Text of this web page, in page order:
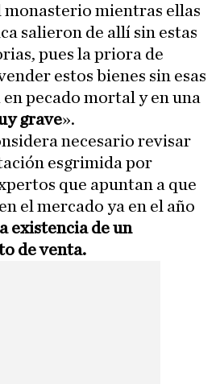
monasterio mientras ellas
salieron de allí sin estas
pues la priora de
estos bienes sin esas
pecado mortal y en una
grave».
necesario revisar
esgrimida por
que apuntan a que
el mercado ya en el año
existencia de un
de venta.